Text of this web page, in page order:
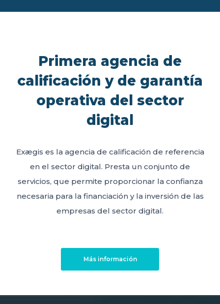
Primera agencia de
calificación y de garantía
operativa del sector
digital
Exægis es la agencia de calificación de referencia
en el sector digital. Presta un conjunto de
servicios, que permite proporcionar la confianza
necesaria para la financiación y la inversión de las
empresas del sector digital.
Más información